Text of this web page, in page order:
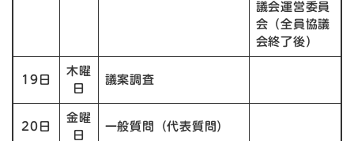
議会運営委員
会（全員協議
会終了後）
19日
木曜
日
議案調査
20日
金曜
日
一般質問（代表質問）